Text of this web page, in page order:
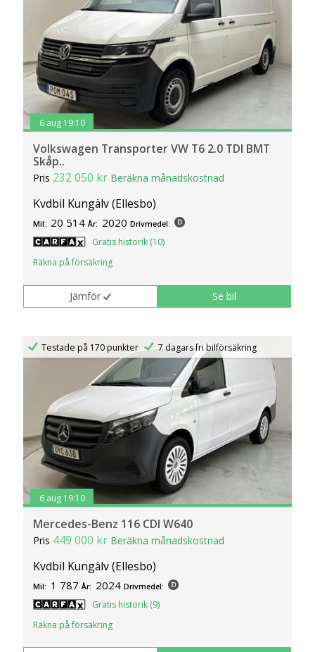
6 aug 19:10
Volkswagen Transporter VW T6 2.0 TDI BMT
Skåp..
Pris 232 050 kr Beräkna månadskostnad
Kvdbil Kungälv (Ellesbo)
Mil: 20 514 År: 2020 Drivmedel:
Gratis historik (10)
Räkna på försäkring
Jämför Se bil
Testade på 170 punkter 7 dagars fri bilförsäkring
6 aug 19:10
Mercedes-Benz 116 CDI W640
Pris 449 000 kr Beräkna månadskostnad
Kvdbil Kungälv (Ellesbo)
Mil: 1 787 År: 2024 Drivmedel:
Gratis historik (9)
Räkna på försäkring